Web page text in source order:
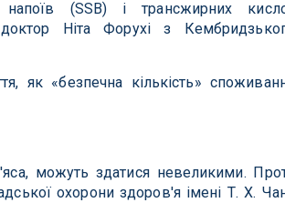
(SSB) і трансжирних
Ніта Форухі з
як «безпечна кількість»
можуть здатися невеликими.
охорони здоров'я імені Т. Х.